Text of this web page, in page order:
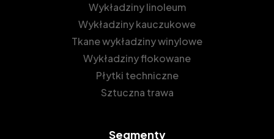
Wykładziny linoleum
Wykładziny kauczukowe
Tkane wykładziny winylowe
Wykładziny flokowane
Płytki techniczne
Sztuczna trawa
Segmenty